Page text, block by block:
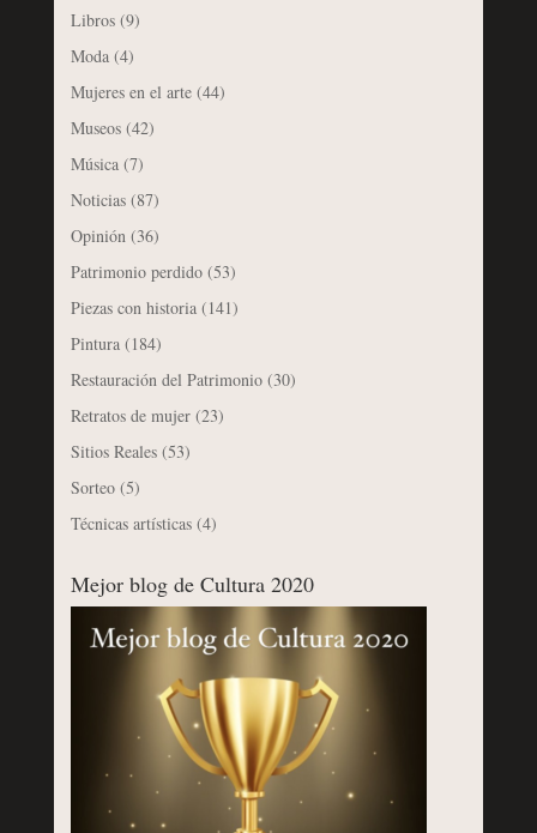
Libros(9)
Moda(4)
Mujeres en el arte(44)
Museos(42)
Música(7)
Noticias(87)
Opinión (36)
Patrimonio perdido(53)
Piezas con historia(141)
Pintura(184)
Restauración del Patrimonio(30)
Retratos de mujer(23)
Sitios Reales(53)
Sorteo(5)
Técnicas artísticas(4)
Mejor blog de Cultura 2020